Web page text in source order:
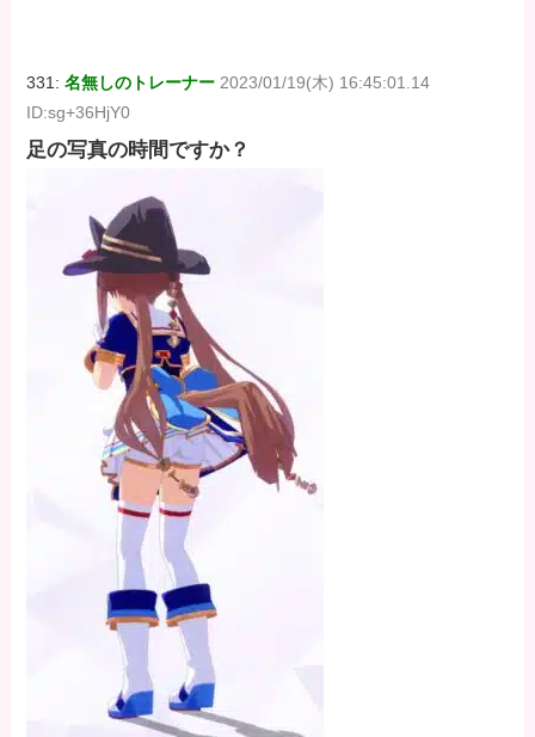
331:名無しのトレーナー 2023/01/19(木) 16:45:01.14
ID:sg+36HjY0
足の写真の時間ですか？